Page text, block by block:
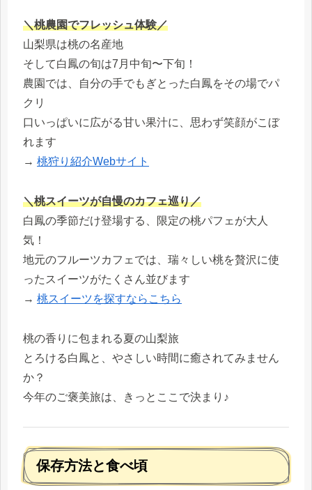
＼桃農園でフレッシュ体験／
山梨県は桃の名産地
そして白鳳の旬は7月中旬〜下旬！
農園では、自分の手でもぎとった白鳳をその場でパ
クリ
口いっぱいに広がる甘い果汁に、思わず笑顔がこぼ
れます
→ 桃狩り紹介Webサイト
＼桃スイーツが自慢のカフェ巡り／
白鳳の季節だけ登場する、限定の桃パフェが大人
気！
地元のフルーツカフェでは、瑞々しい桃を贅沢に使
ったスイーツがたくさん並びます
→ 桃スイーツを探すならこちら
桃の香りに包まれる夏の山梨旅
とろける白鳳と、やさしい時間に癒されてみません
か？
今年のご褒美旅は、きっとここで決まり♪
保存方法と食べ頃